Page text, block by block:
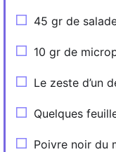
45 gr de
10 gr de
Le zeste d’un
Quelques
Poivre noir du